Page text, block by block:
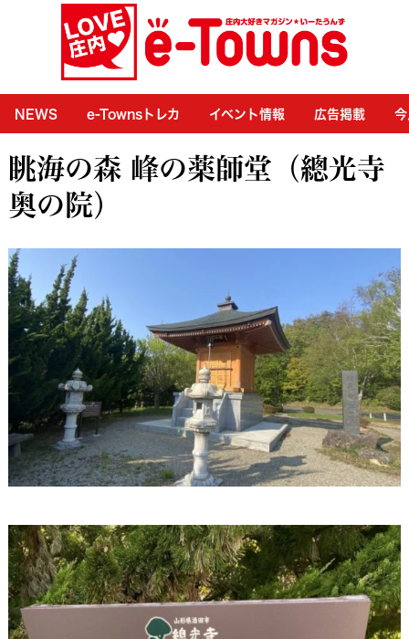
NEWS e-Townsトレカ イベント情報 広告掲載
眺海の森 峰の薬師堂（總光寺
奥の院）